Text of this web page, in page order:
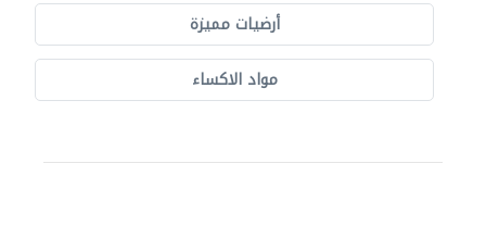
أرضيات مميزة
مواد الاكساء